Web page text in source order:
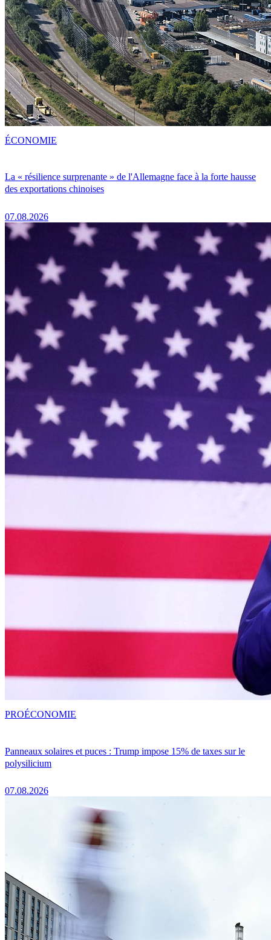
La « résilience surprenante » de l'Allemagne face à la forte hausse
des exportations chinoises
07.08.2026
ÉCONOMIE
Panneaux solaires et puces : Trump impose 15% de taxes sur le
polysilicium
07.08.2026
PROÉCONOMIE